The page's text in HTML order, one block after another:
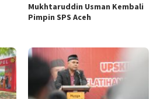
Mukhtaruddin Usman Kembali
Pimpin SPS Aceh